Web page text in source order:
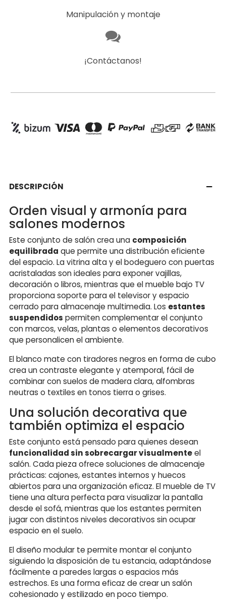
Manipulación y montaje
¡Contáctanos!
DESCRIPCIÓN
Orden visual y armonía para
salones modernos
Este conjunto de salón crea una composición
equilibrada que permite una distribución eficiente
del espacio. La vitrina alta y el bodeguero con puertas
acristaladas son ideales para exponer vajillas,
decoración o libros, mientras que el mueble bajo TV
proporciona soporte para el televisor y espacio
cerrado para almacenaje multimedia. Los estantes
suspendidos permiten complementar el conjunto
con marcos, velas, plantas o elementos decorativos
que personalicen el ambiente.
El blanco mate con tiradores negros en forma de cubo
crea un contraste elegante y atemporal, fácil de
combinar con suelos de madera clara, alfombras
neutras o textiles en tonos tierra o grises.
Una solución decorativa que
también optimiza el espacio
Este conjunto está pensado para quienes desean
funcionalidad sin sobrecargar visualmenteel
salón. Cada pieza ofrece soluciones de almacenaje
prácticas: cajones, estantes internos y huecos
abiertos para una organización eficaz. El mueble de TV
tiene una altura perfecta para visualizar la pantalla
desde el sofá, mientras que los estantes permiten
jugar con distintos niveles decorativos sin ocupar
espacio en el suelo.
El diseño modular te permite montar el conjunto
siguiendo la disposición de tu estancia, adaptándose
fácilmente a paredes largas o espacios más
estrechos. Es una forma eficaz de crear un salón
cohesionado y estilizado en poco tiempo.